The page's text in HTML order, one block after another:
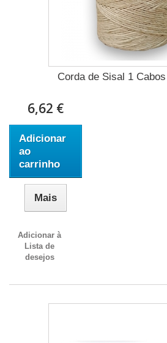
Corda de Sisal 1
6,62 €
Adicionar
ao
carrinho
Mais
Adicionar à
Lista de
desejos